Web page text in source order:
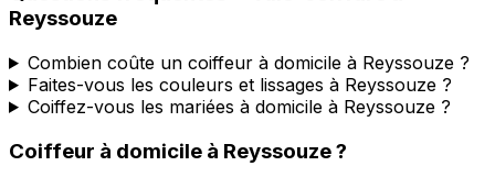
Reyssouze
Combien coûte un coiffeur à domicile à Reyssouze ?
Faites-vous les couleurs et lissages à Reyssouze ?
Coiffez-vous les mariées à domicile à Reyssouze ?
Coiffeur à domicile à Reyssouze?